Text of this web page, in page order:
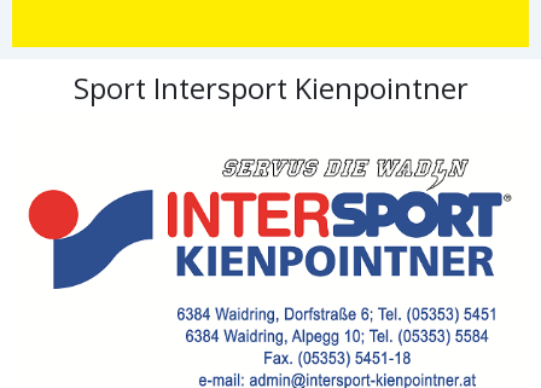
Sport Intersport Kienpointner